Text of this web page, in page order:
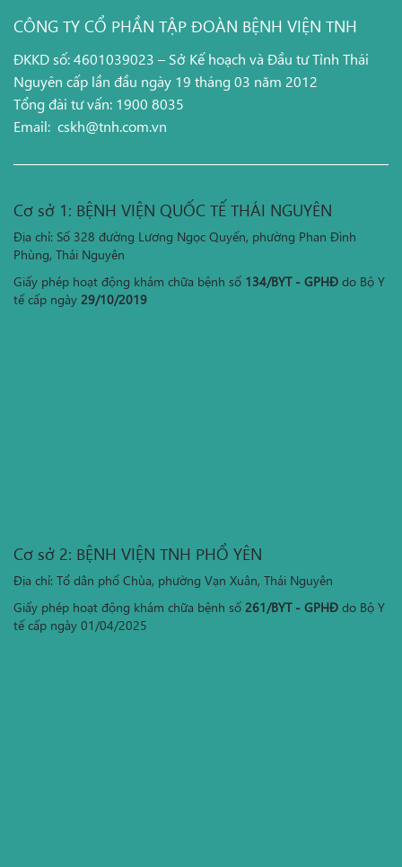
CÔNG TY CỔ PHẦN TẬP ĐOÀN BỆNH VIỆN TNH
ĐKKD số: 4601039023 – Sở Kế hoạch và Đầu tư Tỉnh Thái
Nguyên cấp lần đầu ngày 19 tháng 03 năm 2012
Tổng đài tư vấn: 1900 8035
Email: cskh@tnh.com.vn
Cơ sở 1: BỆNH VIỆN QUỐC TẾ THÁI NGUYÊN
Địa chỉ: Số 328 đường Lương Ngọc Quyến, phường Phan Đình
Phùng, Thái Nguyên
Giấy phép hoạt động khám chữa bệnh số 134/BYT - GPHĐ do Bộ Y
tế cấp ngày 29/10/2019
Cơ sở 2: BỆNH VIỆN TNH PHỔ YÊN
Địa chỉ: Tổ dân phố Chùa, phường Vạn Xuân, Thái Nguyên
Giấy phép hoạt động khám chữa bệnh số 261/BYT - GPHĐ do Bộ Y
tế cấp ngày 01/04/2025